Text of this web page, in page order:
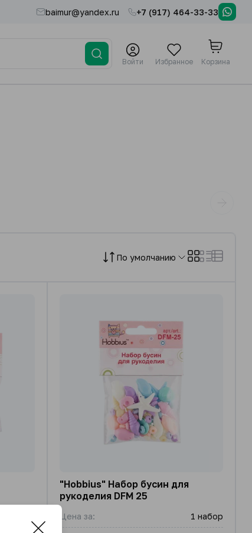
baimur@yandex.ru +7 (917) 464-33-33
Войти Избранное Корзина
По умолчанию
"Hobbius" Набор бусин для
рукоделия DFM 25
Цена за: 1 набор